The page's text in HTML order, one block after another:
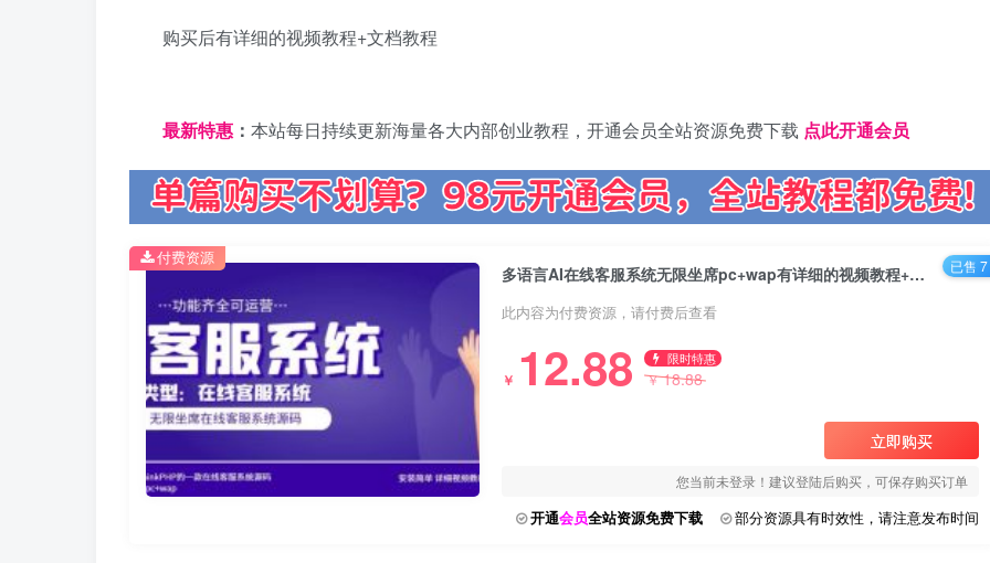
购买后有详细的视频教程+文档教程
最新特惠 ： 本站每日持续更新海量各大内部创业教程，开通会员全站资源免费下载 点此开通会员
多语言AI在线客服系统无限坐席pc+wap有详细的视频教程+文档教程【源码+教程】
此内容为付费资源，请付费后查看
￥ 12.88 限时特惠
￥18.88
立即购买
您当前未登录！建议登陆后购买，可保存购买订单
开通会员全站资源免费下载 部分资源具有时效性，请注意发布时间
付费资源 已售 7